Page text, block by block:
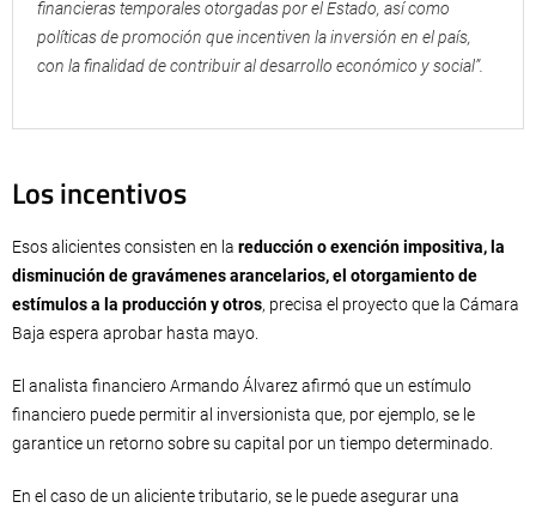
financieras temporales otorgadas por el Estado, así como
políticas de promoción que incentiven la inversión en el país,
con la finalidad de contribuir al desarrollo económico y social”.
Los incentivos
Esos alicientes consisten en la reducción o exención impositiva, la
disminución de gravámenes arancelarios, el otorgamiento de
estímulos a la producción y otros, precisa el proyecto que la Cámara
Baja espera aprobar hasta mayo.
El analista financiero Armando Álvarez afirmó que un estímulo
financiero puede permitir al inversionista que, por ejemplo, se le
garantice un retorno sobre su capital por un tiempo determinado.
En el caso de un aliciente tributario, se le puede asegurar una